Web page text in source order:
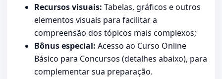
Recursos visuais: Tabelas, gráficos e outros
elementos visuais para facilitar a
compreensão dos tópicos mais complexos;
Bônus especial: Acesso ao Curso Online
Básico para Concursos (detalhes abaixo), para
complementar sua preparação.